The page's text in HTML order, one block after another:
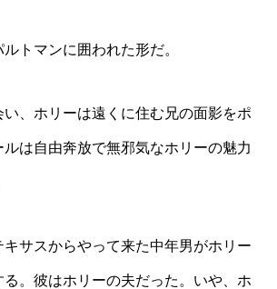
トマンに囲われた形だ。
、ホリーは遠くに住む兄の面影をポ
は自由奔放で無邪気なホリーの魅力
サスからやって来た中年男がホリー
る。彼はホリーの夫だった。いや、ホ